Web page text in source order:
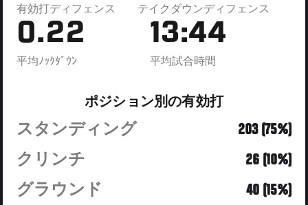
有効打ディフェンス テイクダウンディフェンス
0.22
平均ﾉｯｸﾀﾞｳﾝ
13:44
平均試合時間
ポジション別の有効打
スタンディング
203 (75%)
クリンチ
26 (10%)
グラウンド
40 (15%)